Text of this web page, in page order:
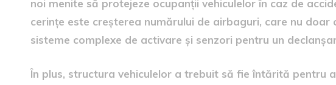
noi menite să protejeze ocupanții vehiculelor în caz de
cerințe este creșterea numărului de airbaguri, care nu
sisteme complexe de activare și senzori pentru un
În plus, structura vehiculelor a trebuit să fie întărită pentru